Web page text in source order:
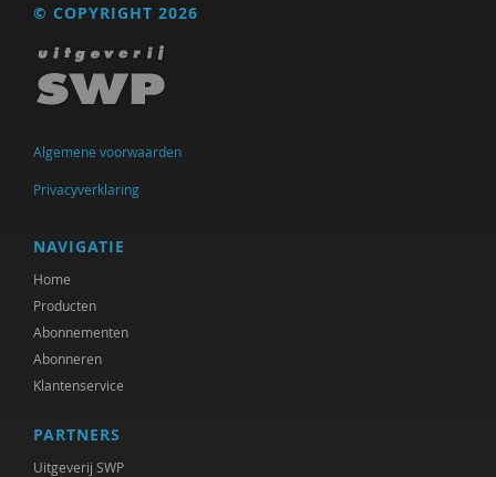
L.L. Stegman
Josine Stremmelaar
Fernando Suárez Müller
Fernando Suarez Muller
Caroline Suransky
Henk van den Belt
Ad van Dommelen
Klaas van Egmond
Harro van Lente
Paul van Tongeren
© COPYRIGHT 2026
Algemene voorwaarden
Privacyverklaring
NAVIGATIE
Home
Producten
Abonnementen
Abonneren
Klantenservice
PARTNERS
Uitgeverij SWP